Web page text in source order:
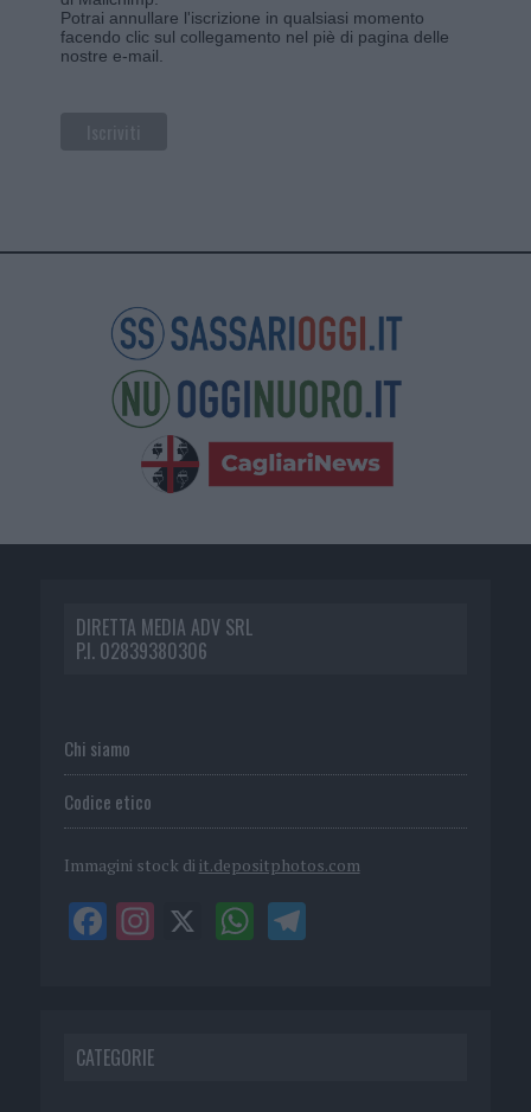
Potrai annullare l'iscrizione in qualsiasi momento
facendo clic sul collegamento nel piè di pagina delle
nostre e-mail.
DIRETTA MEDIA ADV SRL
P.I. 02839380306
Chi siamo
Codice etico
Immagini stock di it.depositphotos.com
CATEGORIE